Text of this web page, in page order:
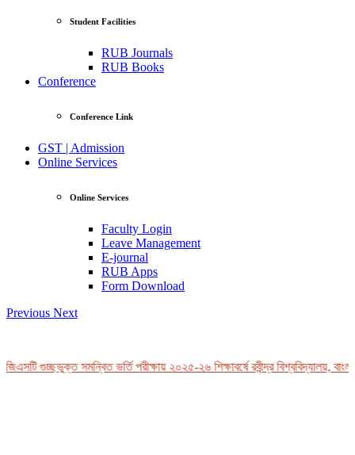
Student Facilities
RUB Journals
RUB Books
Conference
Conference Link
GST | Admission
Online Services
Online Services
Faculty Login
Leave Management
E-journal
RUB Apps
Form Download
Previous Next
গুচ্ছভুক্ত সমন্বিত ভর্তি পরীক্ষায় ২০২৫-২৬ শিক্ষাবর্ষে রবীন্দ্র বিশ্ববিদ্যালয়,